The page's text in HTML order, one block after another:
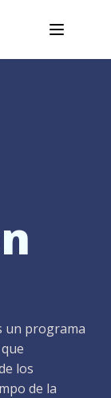
un programa
los
de la